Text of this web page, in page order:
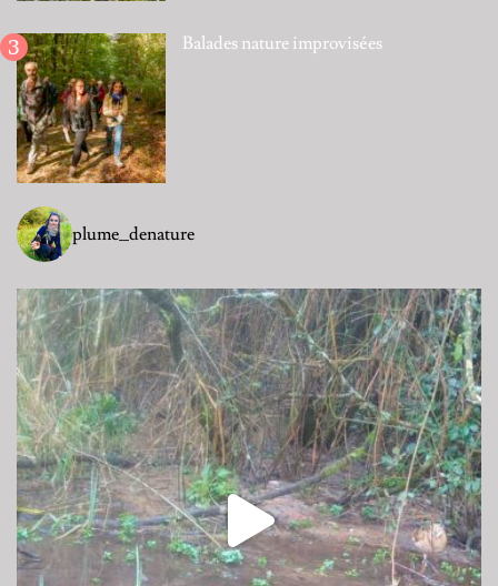
Balades nature improvisées
plume_denature